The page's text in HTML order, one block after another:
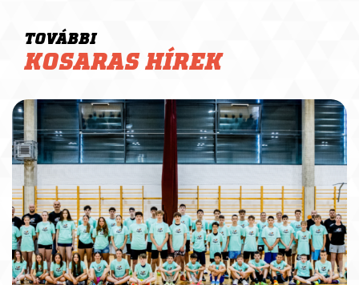
TOVÁBBI
KOSARAS HÍREK